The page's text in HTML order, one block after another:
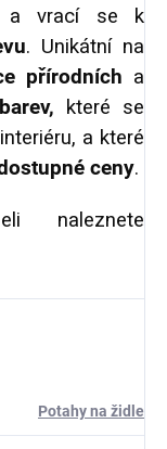
a vrací se k
. Unikátní na
přírodních a
barev, které se
a které
ceny.
naleznete
Potahy na židle